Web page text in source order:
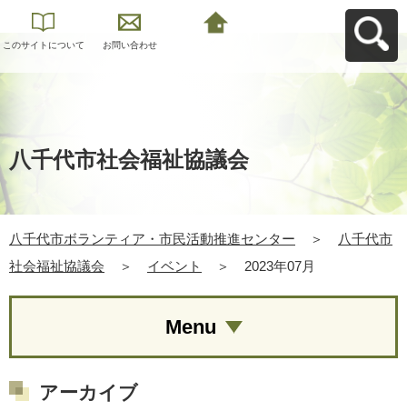
このサイトについて お問い合わせ
八千代市社会福祉協議会
八千代市ボランティア・市民活動推進センター ＞
八千代市
社会福祉協議会
＞ イベント ＞ 2023年07月
Menu
アーカイブ